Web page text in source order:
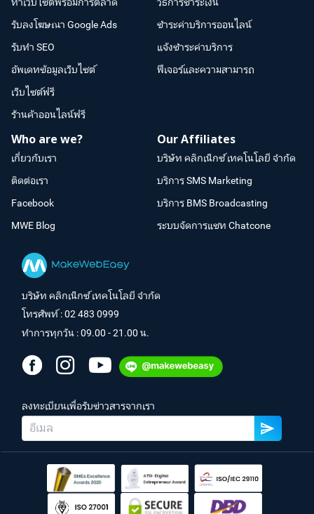
รับลงโฆษณา Google Ads
รับทำ SEO
อัพเดทข้อมูลเว็บไซต์
เว็บไซต์ฟรี
ร้านค้าออนไลน์ฟรี
ชำระค่าบริการออนไลน์
แจ้งชำระค่าบริการ
ฟีเจอร์และความสามารถ
Who are we?
เกี่ยวกับเรา
ติดต่อเรา
Facebook
MWE Blog
Our Affiliates
บริษัท คลิกเน็กซ์ เทคโนโลยี จำกัด
บริการ SMS Marketing
บริการ BMS Broadcasting
ระบบจัดการแชท Chatcone
บริษัท คลิกเน็กซ์ เทคโนโลยี จำกัด
โทรศัพท์ :02 483 0999
ทำการทุกวัน : 09.00 - 21.00 น.
ลงทะเบียนเพื่อรับข่าวสารจากเรา